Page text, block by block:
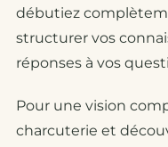
débutiez
structurer vos
réponses à vos
Pour une vision
charcuterie et